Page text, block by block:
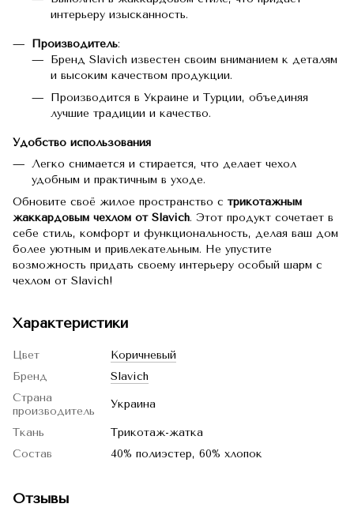
интерьеру изысканность.
Производитель:
Бренд Slavich известен своим вниманием к деталям
и высоким качеством продукции.
Производится в Украине и Турции, объединяя
лучшие традиции и качество.
Удобство использования
Легко снимается и стирается, что делает чехол
удобным и практичным в уходе.
Обновите своё жилое пространство с трикотажным
жаккардовым чехлом от Slavich. Этот продукт сочетает в
себе стиль, комфорт и функциональность, делая ваш дом
более уютным и привлекательным. Не упустите
возможность придать своему интерьеру особый шарм с
чехлом от Slavich!
Характеристики
Цвет
Коричневый
Бренд
Slavich
Страна
производитель
Украина
Ткань
Трикотаж-жатка
Состав
40% полиэстер, 60% хлопок
Отзывы